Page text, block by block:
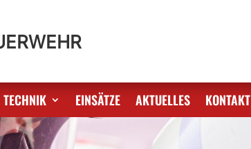
TECHNIK EINSÄTZE AKTUELLES KONTAKT